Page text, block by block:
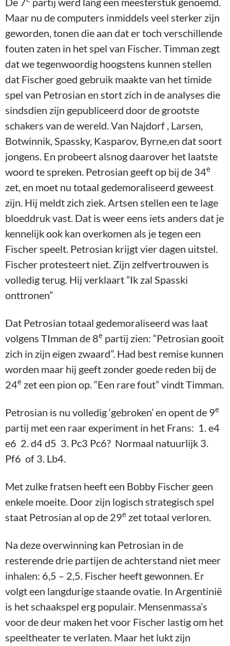
Maar nu de computers inmiddels veel sterker zijn
geworden, tonen die aan dat er toch verschillende
fouten zaten in het spel van Fischer. Timman zegt
dat we tegenwoordig hoogstens kunnen stellen
dat Fischer goed gebruik maakte van het timide
spel van Petrosian en stort zich in de analyses die
sindsdien zijn gepubliceerd door de grootste
schakers van de wereld. Van Najdorf , Larsen,
Botwinnik, Spassky, Kasparov, Byrne,en dat soort
jongens. En probeert alsnog daarover het laatste
woord te spreken. Petrosian geeft op bij de 34e
zet, en moet nu totaal gedemoraliseerd geweest
zijn. Hij meldt zich ziek. Artsen stellen een te lage
bloeddruk vast. Dat is weer eens iets anders dat je
kennelijk ook kan overkomen als je tegen een
Fischer speelt. Petrosian krijgt vier dagen uitstel.
Fischer protesteert niet. Zijn zelfvertrouwen is
volledig terug. Hij verklaart ”Ik zal Spasski
onttronen”
Dat Petrosian totaal gedemoraliseerd was laat
volgens TImman de 8e partij zien: “Petrosian gooit
zich in zijn eigen zwaard”. Had best remise kunnen
worden maar hij geeft zonder goede reden bij de
24e zet een pion op. “Een rare fout” vindt Timman.
Petrosian is nu volledig ‘gebroken’ en opent de 9e
partij met een raar experiment in het Frans: 1. e4
e6 2. d4 d5 3. Pc3 Pc6? Normaal natuurlijk 3.
Pf6 of 3. Lb4.
Met zulke fratsen heeft een Bobby Fischer geen
enkele moeite. Door zijn logisch strategisch spel
staat Petrosian al op de 29e zet totaal verloren.
Na deze overwinning kan Petrosian in de
resterende drie partijen de achterstand niet meer
inhalen: 6,5 – 2,5. Fischer heeft gewonnen. Er
volgt een langdurige staande ovatie. In Argentinië
is het schaakspel erg populair. Mensenmassa’s
voor de deur maken het voor Fischer lastig om het
speeltheater te verlaten. Maar het lukt zijn